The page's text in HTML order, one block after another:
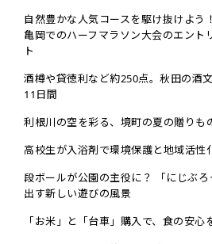
自然豊かな人気コースを駆け抜けよう
亀岡でのハーフマラソン大会のエント
ト
酒樽や貸徳利など約250点。秋田の酒
11日間
利根川の空を彩る、境町の夏の贈りも
高校生が入浴剤で環境保護と地域活性
段ボールが公園の主役に？ 「にじぶ
出す新しい遊びの風景
「お米」と「台車」購入で、食の安心